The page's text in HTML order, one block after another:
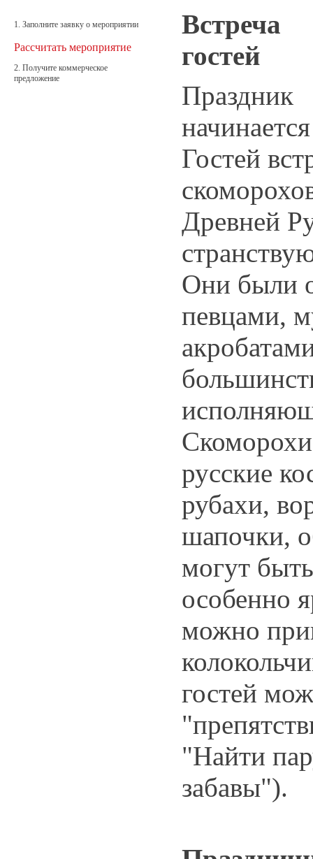
Встреча
гостей
Праздник
Гостей
Древней
Они были
певцами,
русские
рубахи,
шапочки,
могут
особенно
можно
гостей
"Найти
забавы").
1. Заполните заявку о мероприятии
Рассчитать мероприятие
2. Получите коммерческое
предложение